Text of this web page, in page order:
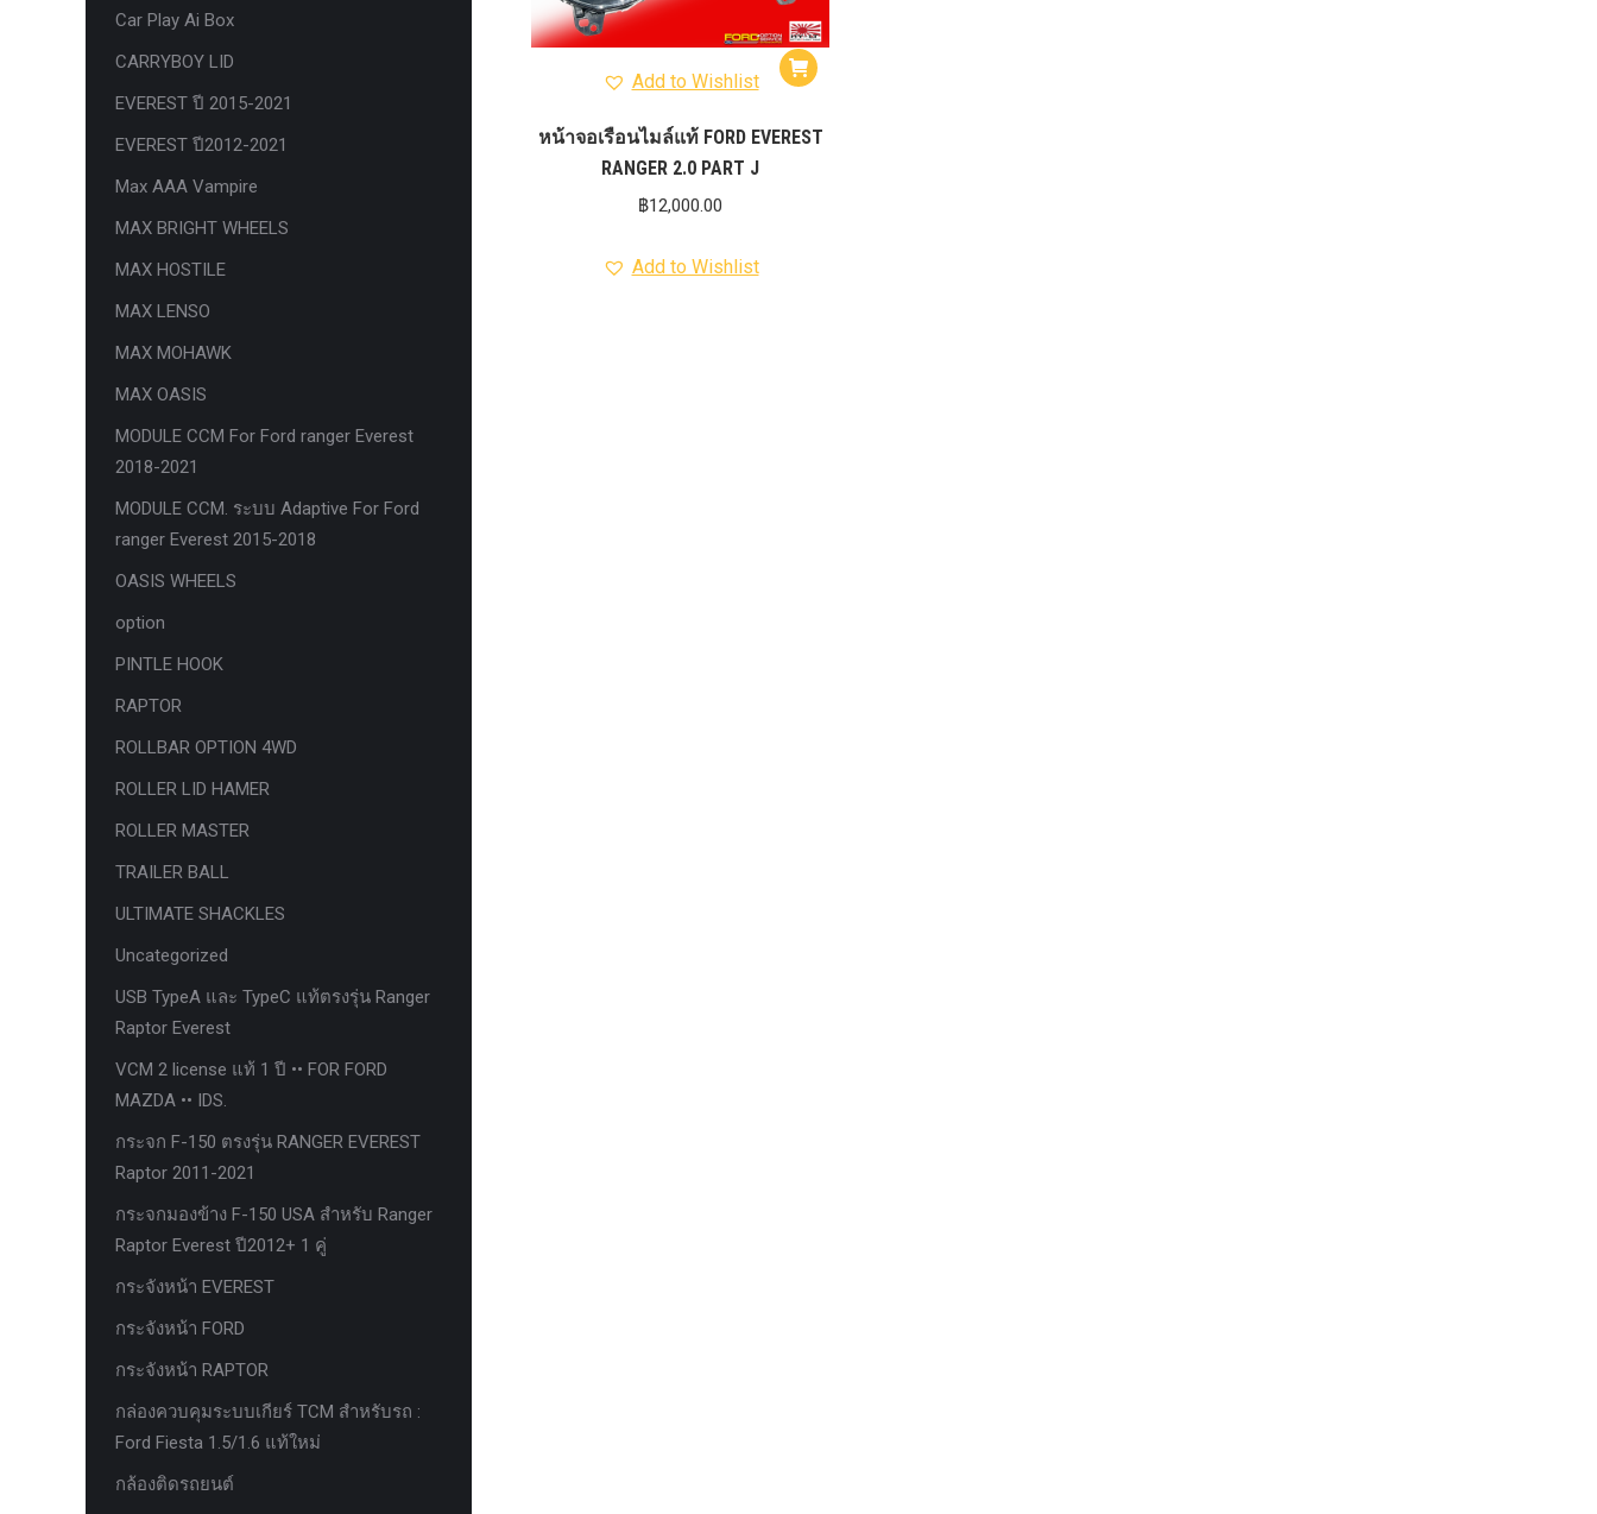
Add to Wishlist
หน้าจอเรือนไมล์แท้ FORD EVEREST
RANGER 2.0 PART J
฿12,000.00
Add to Wishlist
Car Play Ai Box
CARRYBOY LID
EVEREST ปี 2015-2021
EVEREST ปี2012-2021
Max AAA Vampire
MAX BRIGHT WHEELS
MAX HOSTILE
MAX LENSO
MAX MOHAWK
MAX OASIS
MODULE CCM For Ford ranger Everest
2018-2021
MODULE CCM. ระบบ Adaptive For Ford
ranger Everest 2015-2018
OASIS WHEELS
option
PINTLE HOOK
RAPTOR
ROLLBAR OPTION 4WD
ROLLER LID HAMER
ROLLER MASTER
TRAILER BALL
ULTIMATE SHACKLES
Uncategorized
USB TypeA และ TypeC แท้ตรงรุ่น Ranger
Raptor Everest
VCM 2 license แท้ 1 ปี •• FOR FORD
MAZDA •• IDS.
กระจก F-150 ตรงรุ่น RANGER EVEREST
Raptor 2011-2021
กระจกมองข้าง F-150 USA สำหรับ Ranger
Raptor Everest ปี2012+ 1 คู่
กระจังหน้า EVEREST
กระจังหน้า FORD
กระจังหน้า RAPTOR
กล่องควบคุมระบบเกียร์ TCM สำหรับรถ :
Ford Fiesta 1.5/1.6 แท้ใหม่
กล้องติดรถยนต์
Ranger Raptor Everest ปี2012+ 1 คู่
กระจังหน้า EVEREST
กระจังหน้า FORD
กระจังหน้า RAPTOR
กล่องควบคุมระบบเกียร์ TCM สำหรับรถ :
EVEREST RAPTOR 2015-2021
กล้องมองรอบคัน 360องศา
กล่องเครื่องแท้ Module PCM Ford (SID
control system ตรงรุ่น Ranger Everest
Raptor Mc 2015 -2021
กล่องเพิ่มรีโมทสตาร์ท ตรงรุ่น Ranger
Everest Raptor Mc 2015 -2021 (ปลั๊ก
ระบบ **
ก้อนรองหลัง option 4wd
ก้อนรองหลังปรับองศา OPTION 4WD
กันชนท้าย OPTION
กันชนท้าย Outlander
กันชนหน้า OPTION
กันชนหน้ารุ่น HAMER
กันชนหลัง HAMER
กันแคร้ง opton 4wd
กันแคร้งเหล็ก HAMER
กันแคร้งเหล็ก OUTLANDER
กันแคร้งแร็พเตอร์
ครีบฉลาม
ครีบฉลาม next gen 2022
คานลากจูงแท้ ford